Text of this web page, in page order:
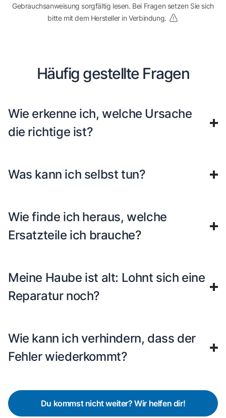
Gebrauchsanweisung sorgfältig lesen. Bei Fragen setzen Sie sich
bitte mit dem Hersteller in Verbindung.
Häufig gestellte Fragen
Wie erkenne ich, welche Ursache
die richtige ist?
Was kann ich selbst tun?
Wie finde ich heraus, welche
Ersatzteile ich brauche?
Meine Haube ist alt: Lohnt sich eine
Reparatur noch?
Wie kann ich verhindern, dass der
Fehler wiederkommt?
Du kommst nicht weiter? Wir helfen dir!